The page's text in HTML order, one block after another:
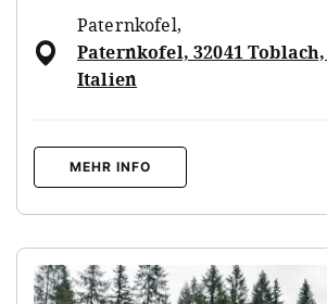
Paternkofel,
Paternkofel, 32041
Italien
MEHR INFO